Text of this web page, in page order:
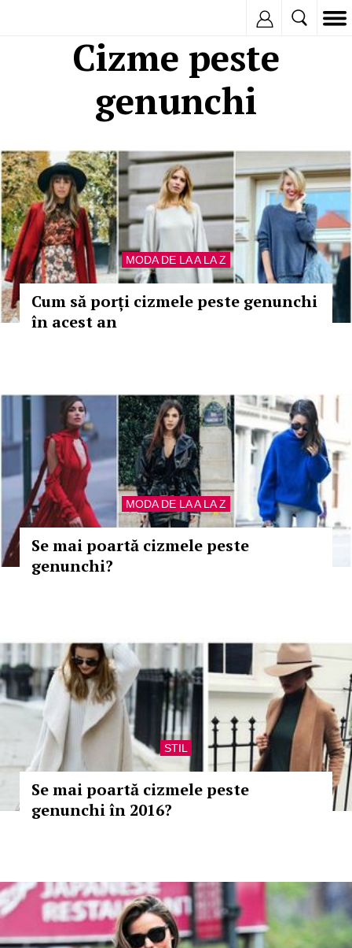
Cizme peste
genunchi
MODA DE LA A LA Z
Cum să porți cizmele peste genunchi
în acest an
MODA DE LA A LA Z
Se mai poartă cizmele peste
genunchi?
STIL
Se mai poartă cizmele peste
genunchi în 2016?